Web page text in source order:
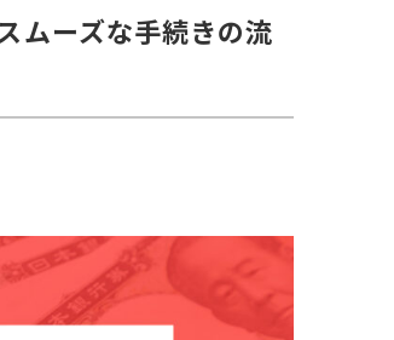
ムーズな手続きの流